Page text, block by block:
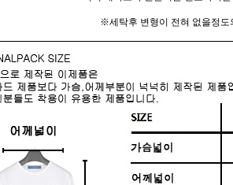
※세탁후 변형이 전혀 없을정